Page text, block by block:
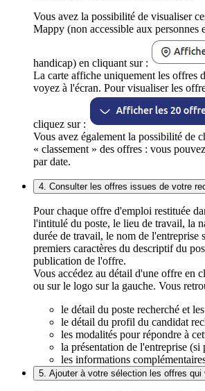
Vous avez la possibilité de visualiser
Mappy (non accessible aux personnes
handicap) en cliquant sur :
La carte affiche uniquement les offres
voyez à l'écran. Pour visualiser les
cliquez sur :
Vous avez également la possibilité de
« classement » des offres : vous
par date.
4. Consulter les offres issues de votre
Pour chaque offre d'emploi restituée
l'intitulé du poste, le lieu de travail, la
durée de travail, le nom de l'entreprise
premiers caractères du descriptif du
publication de l'offre.
Vous accédez au détail d'une offre en
ou sur le logo sur la gauche. Vous
le détail du poste recherché et
le détail du profil du candidat
les modalités pour répondre à
la présentation de l'entreprise (si
les informations
5. Ajouter à votre sélection les offres qui